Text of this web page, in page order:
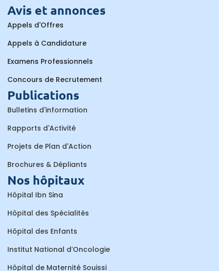
Avis et annonces
Appels d'Offres
Appels à Candidature
Examens Professionnels
Concours de Recrutement
Publications
Bulletins d'information
Rapports d'Activité
Projets de Plan d'Action
Brochures & Dépliants
Nos hôpitaux
Hôpital Ibn Sina
Hôpital des Spécialités
Hôpital des Enfants
Institut National d’Oncologie
Hôpital de Maternité Souissi